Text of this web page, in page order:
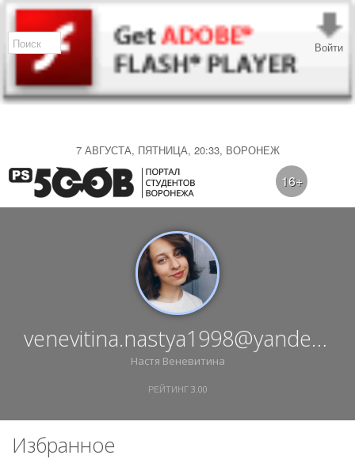
7 АВГУСТА, ПЯТНИЦА, 20:33, ВОРОНЕЖ
Войти
16+
venevitina.nastya1998@yandex.r
Настя Веневитина
РЕЙТИНГ 3.00
Избранное